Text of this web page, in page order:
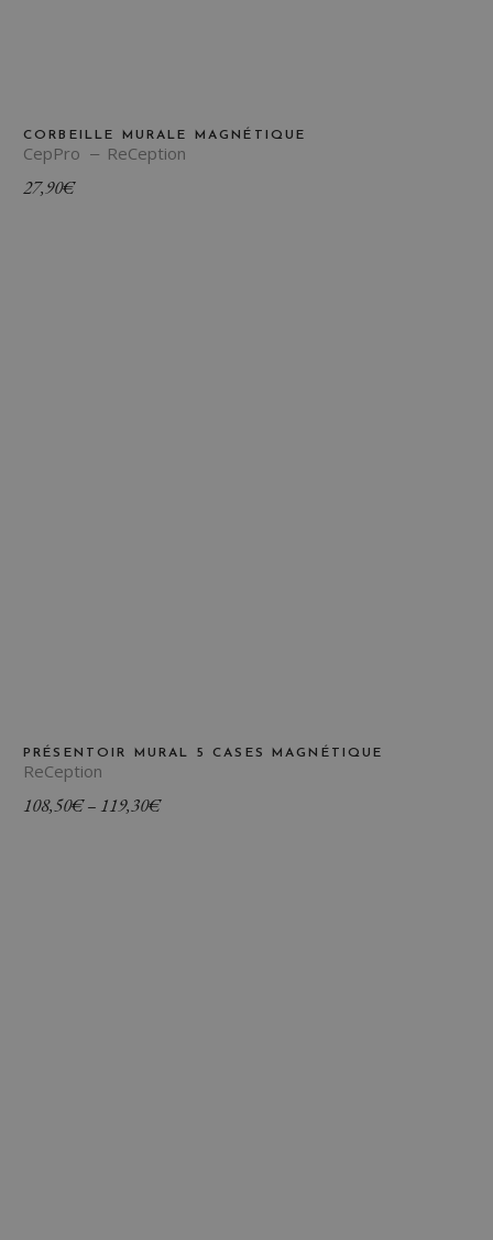
CORBEILLE MURALE MAGNÉTIQUE
CepPro ReCeption
27,90€
PRÉSENTOIR MURAL 5 CASES MAGNÉTIQUE
ReCeption
108,50€– 119,30€
Plage